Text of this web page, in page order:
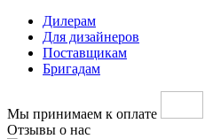
Дилерам
Для дизайнеров
Поставщикам
Бригадам
Мы принимаем к оплате
Отзывы о нас